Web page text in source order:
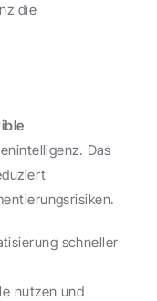
die
Das
schneller
nutzen und